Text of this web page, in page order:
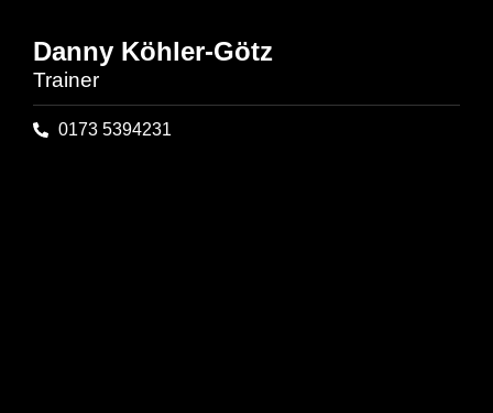
Danny Köhler-Götz
Trainer
0173 5394231